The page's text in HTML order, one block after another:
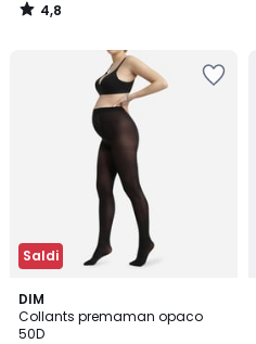
4,8
/
Saldi
DIM
Collants premaman opaco
50D
3,5
/ 5